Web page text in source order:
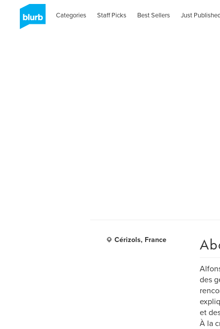
Categories Staff Picks Best Sellers Just
Cérizols, France
des
et
À la